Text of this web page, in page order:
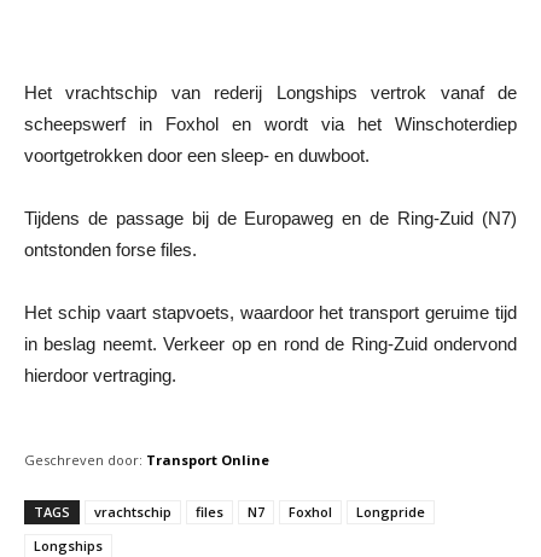
Het vrachtschip van rederij Longships vertrok vanaf de
scheepswerf in Foxhol en wordt via het Winschoterdiep
voortgetrokken door een sleep- en duwboot.
Tijdens de passage bij de Europaweg en de Ring-Zuid (N7)
ontstonden forse files.
Het schip vaart stapvoets, waardoor het transport geruime tijd
in beslag neemt. Verkeer op en rond de Ring-Zuid ondervond
hierdoor vertraging.
Geschreven door: Transport Online
TAGS vrachtschip files N7 Foxhol
Longpride
Longships